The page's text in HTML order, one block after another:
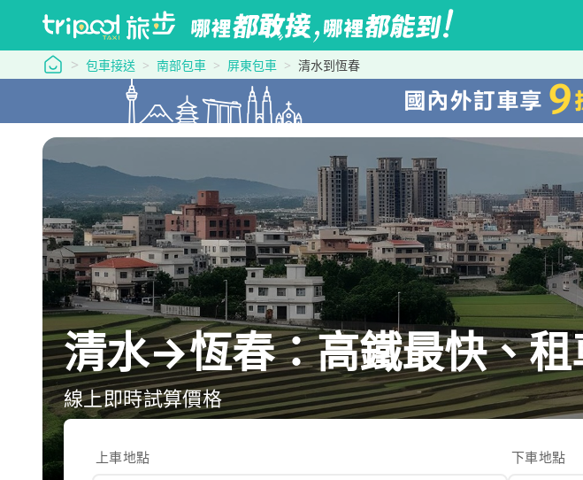
tripool 旅步
包車接送 南部包車 屏東包車 清水到恆春
清水→恆春：高鐵最快、租
線上即時試算價格
上車地點 下車地點